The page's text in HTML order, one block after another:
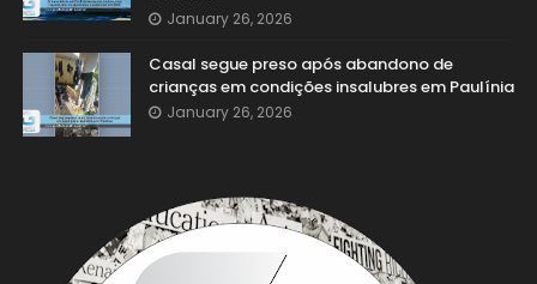
January 26, 2026
Casal segue preso após abandono de
crianças em condições insalubres em Paulínia
January 26, 2026